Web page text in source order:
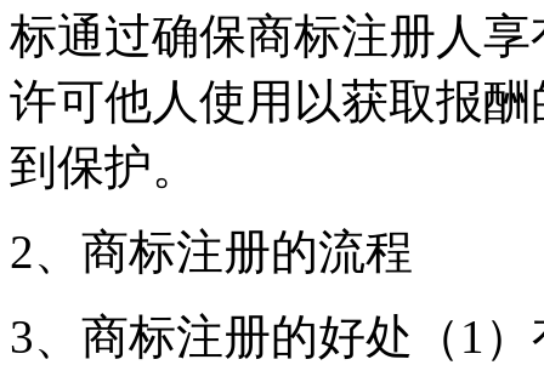
标通过确保商标注册人
许可他人使用以获取报
到保护。
2、商标注册的流程
3、商标注册的好处（1